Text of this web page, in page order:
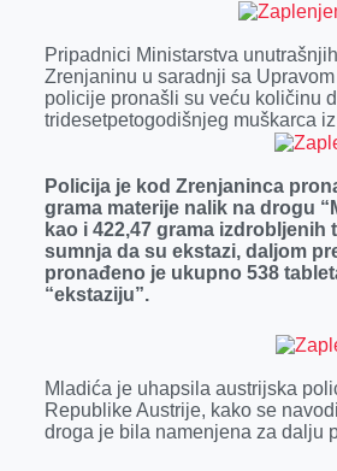
k
e
r
n
p
p
Pripadnici Ministarstva
Zrenjaninu u saradnji sa
policije pronašli su veću količinu
tridesetpetogodišnjeg muškarca
Policija je kod Zrenjaninca
grama materije nalik na drogu
kao i 422,47 grama izdrobljenih
sumnja da su ekstazi, daljom
pronađeno je ukupno 538
“ekstaziju”.
Mladića je uhapsila austrijska
Republike Austrije, kako se
droga je bila namenjena za dalju